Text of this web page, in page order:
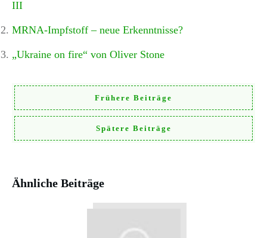
III
MRNA-Impfstoff – neue Erkenntnisse?
„Ukraine on fire“ von Oliver Stone
Frühere Beiträge
Spätere Beiträge
Ähnliche Beiträge